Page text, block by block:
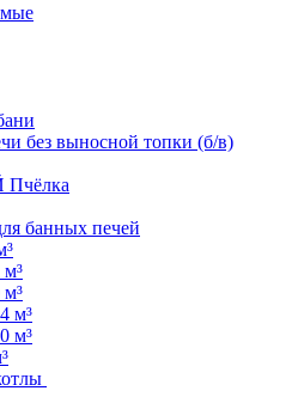
без выносной топки (б/в)
банных печей
м³
м³